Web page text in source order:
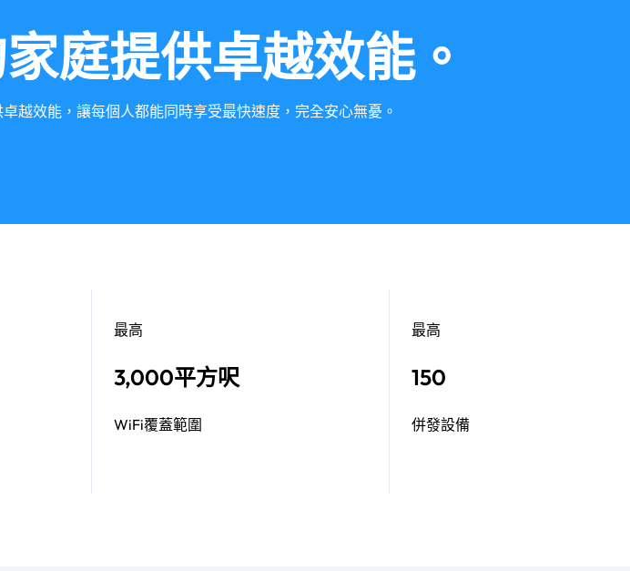
庭提供卓越效能。
越效能，讓每個人都能同時享受最快速度，完全安心無憂。
最高
3,000平方呎
WiFi覆蓋範圍
最高
150
併發設備